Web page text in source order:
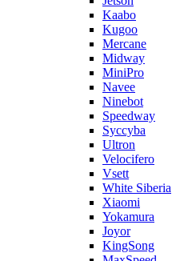
Kaabo
Kugoo
Mercane
Midway
MiniPro
Navee
Ninebot
Speedway
Syccyba
Ultron
Velocifero
Vsett
White Siberia
Xiaomi
Yokamura
Joyor
KingSong